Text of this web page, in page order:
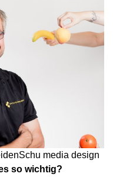
media design
so wichtig?